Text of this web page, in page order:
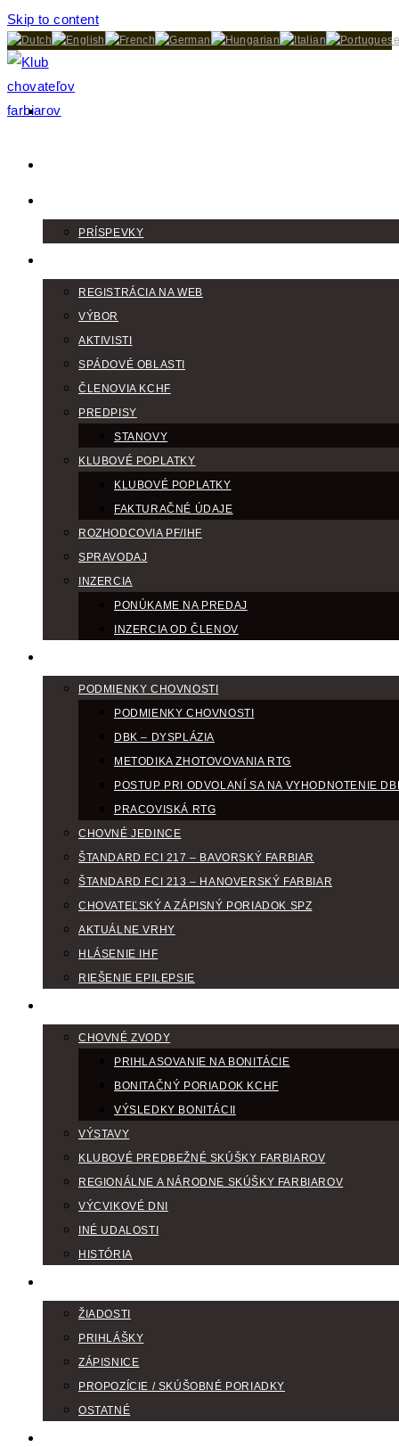
Skip to content
PRÍSPEVKY
REGISTRÁCIA NA WEB
VÝBOR
AKTIVISTI
SPÁDOVÉ OBLASTI
ČLENOVIA KCHF
PREDPISY
STANOVY
KLUBOVÉ POPLATKY
KLUBOVÉ POPLATKY
FAKTURAČNÉ ÚDAJE
ROZHODCOVIA PF/IHF
SPRAVODAJ
INZERCIA
PONÚKAME NA PREDAJ
INZERCIA OD ČLENOV
PODMIENKY CHOVNOSTI
PODMIENKY CHOVNOSTI
DBK – DYSPLÁZIA
METODIKA ZHOTOVOVANIA RTG
POSTUP PRI ODVOLANÍ SA NA VYHODNOTENIE
PRACOVISKÁ RTG
CHOVNÉ JEDINCE
ŠTANDARD FCI 217 – BAVORSKÝ FARBIAR
ŠTANDARD FCI 213 – HANOVERSKÝ FARBIAR
CHOVATEĽSKÝ A ZÁPISNÝ PORIADOK SPZ
AKTUÁLNE VRHY
HLÁSENIE IHF
RIEŠENIE EPILEPSIE
CHOVNÉ ZVODY
PRIHLASOVANIE NA BONITÁCIE
BONITAČNÝ PORIADOK KCHF
VÝSLEDKY BONITÁCII
VÝSTAVY
KLUBOVÉ PREDBEŽNÉ SKÚŠKY FARBIAROV
REGIONÁLNE A NÁRODNE SKÚŠKY FARBIAROV
VÝCVIKOVÉ DNI
INÉ UDALOSTI
HISTÓRIA
ŽIADOSTI
PRIHLÁŠKY
ZÁPISNICE
PROPOZÍCIE / SKÚŠOBNÉ PORIADKY
OSTATNÉ